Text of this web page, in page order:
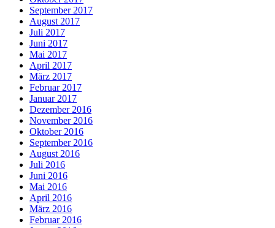
September 2017
August 2017
Juli 2017
Juni 2017
Mai 2017
April 2017
März 2017
Februar 2017
Januar 2017
Dezember 2016
November 2016
Oktober 2016
September 2016
August 2016
Juli 2016
Juni 2016
Mai 2016
April 2016
März 2016
Februar 2016